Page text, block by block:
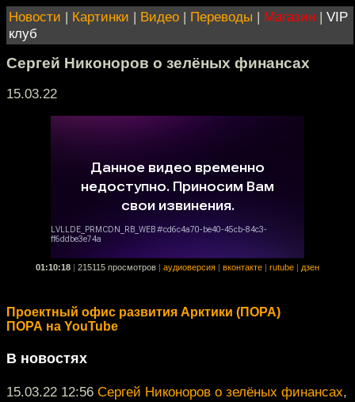
Новости | Картинки | Видео | Переводы | Магазин | VIP
клуб
Сергей Никоноров о зелёных финансах
15.03.22
01:10:18 215115 просмотров аудиоверсия вконтакте rutube дзен
Проектный офис развития Арктики (ПОРА)
ПОРА на YouTube
В новостях
15.03.22 12:56 Сергей Никоноров о зелёных финансах,